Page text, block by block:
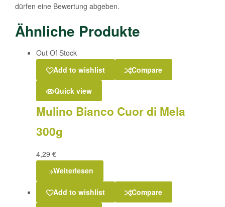
dürfen eine Bewertung abgeben.
Ähnliche Produkte
Out Of Stock
Add to wishlist
Compare
Quick view
Mulino Bianco Cuor di Mela
300g
4,29 €
Weiterlesen
Add to wishlist Compare